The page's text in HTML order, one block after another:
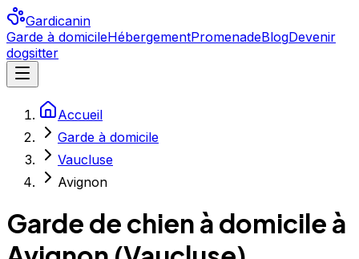
Gardicanin
Garde à domicileHébergementPromenadeBlogDevenir
dogsitter
Accueil
Garde à domicile
Vaucluse
Avignon
Garde de chien à domicile à